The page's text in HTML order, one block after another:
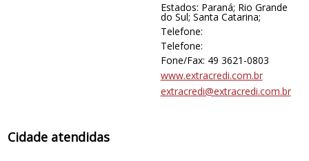
Estados: Paraná; Rio Grande
do Sul; Santa Catarina;
Telefone:
Telefone:
Fone/Fax: 49 3621-0803
www.extracredi.com.br
extracredi@extracredi.com.br
Cidade atendidas